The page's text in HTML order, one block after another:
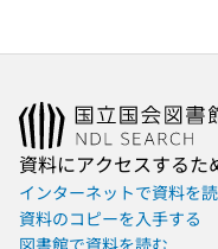
資料にアクセスするた
インターネットで資料を
資料のコピーを入手する